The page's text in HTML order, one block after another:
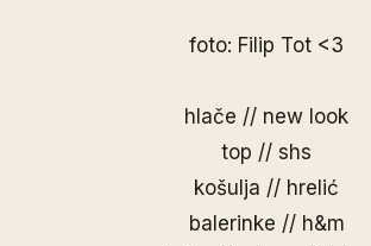
foto: Filip Tot <3
hlače // new look
top // shs
košulja // hrelić
balerinke // h&m